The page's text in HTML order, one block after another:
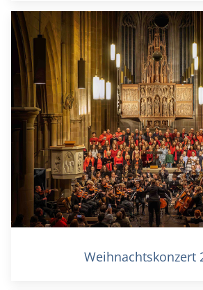
Weihnachtskonzert